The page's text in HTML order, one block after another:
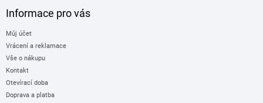
Informace pro vás
Můj účet
Vrácení a reklamace
Vše o nákupu
Kontakt
Otevírací doba
Doprava a platba